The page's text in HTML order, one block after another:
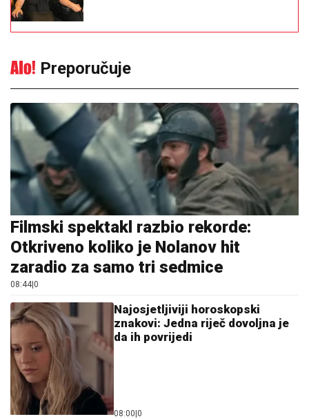
Preporučuje
Filmski spektakl razbio rekorde:
Otkriveno koliko je Nolanov hit
zaradio za samo tri sedmice
08:44|0
Najosjetljiviji horoskopski
znakovi: Jedna riječ dovoljna je
da ih povrijedi
08:00|0